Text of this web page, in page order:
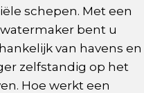
schepen. Met een
bent u
van havens en
zelfstandig op het
Hoe werkt een